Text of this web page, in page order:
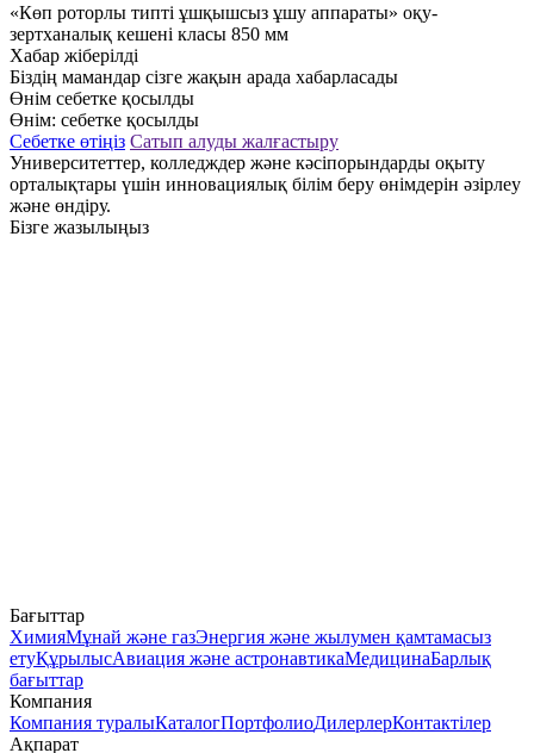
«Көп роторлы типті ұшқышсыз ұшу аппараты» оқу-
зертханалық кешені класы 850 мм
Хабар жіберілді
Біздің мамандар сізге жақын арада хабарласады
Өнім себетке қосылды
Өнім: себетке қосылды
Себетке өтіңіз Сатып алуды жалғастыру
Университеттер, колледждер және кәсіпорындарды оқыту
орталықтары үшін инновациялық білім беру өнімдерін әзірлеу
және өндіру.
Бізге жазылыңыз
Бағыттар
ХимияМұнай және газЭнергия және жылумен қамтамасыз
етуҚұрылысАвиация және астронавтикаМедицинаБарлық
бағыттар
Компания
Компания туралыКаталогПортфолиоДилерлерКонтактілер
Ақпарат